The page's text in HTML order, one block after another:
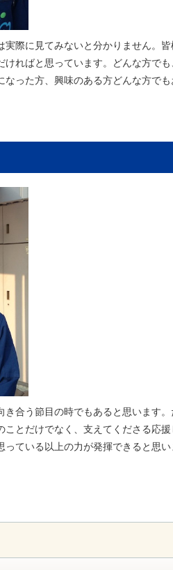
実際に見てみないと分かりません。
ければと思っています。どんな方で
なった方、興味のある方どんな方で
き合う節目の時でもあると思います
ことだけでなく、支えてくださる応
っている以上の力が発揮できると思